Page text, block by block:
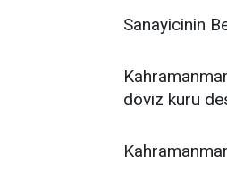
Sanayicinin
döviz kuru